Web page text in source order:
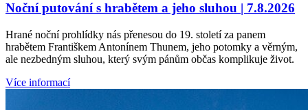
Noční putování s hrabětem a jeho sluhou | 7.8.2026
Hrané noční prohlídky nás přenesou do 19. století za panem
hrabětem Františkem Antonínem Thunem, jeho potomky a věrným,
ale nezbedným sluhou, který svým pánům občas komplikuje život.
Více informací